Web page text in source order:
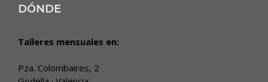
DÓNDE
Talleres mensuales en:
Pza. Colombaires, 2